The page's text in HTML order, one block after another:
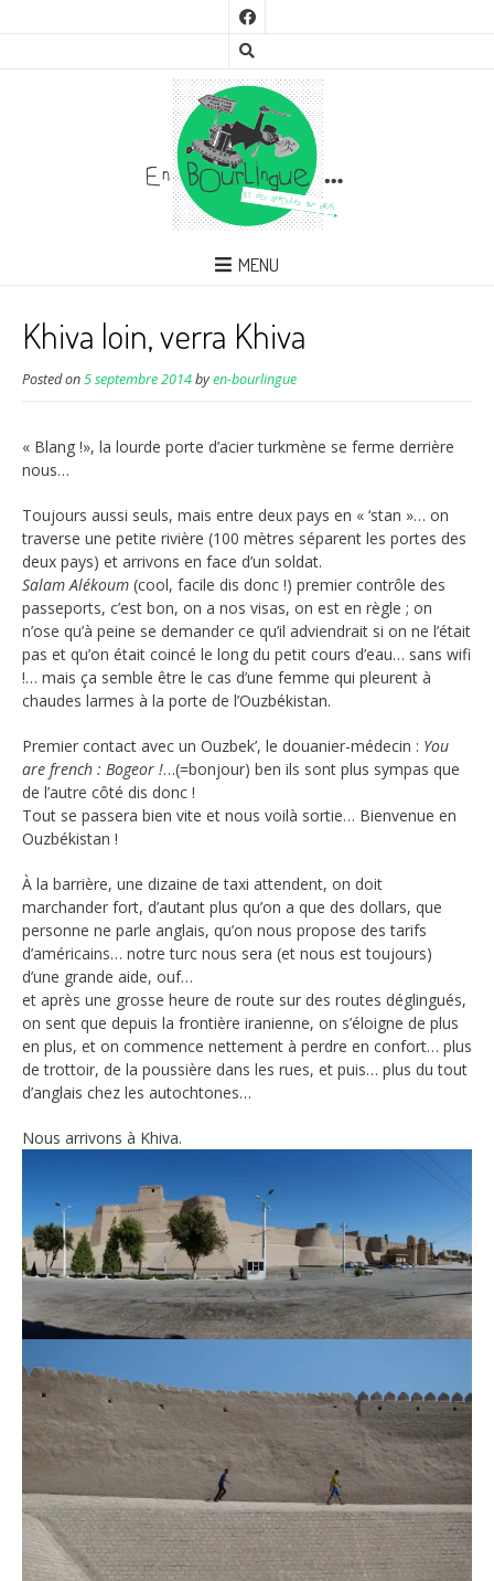
MENU
Khiva loin, verra Khiva
Posted on5 septembre 2014byen-bourlingue
« Blang !», la lourde porte d’acier turkmène se ferme derrière
nous…
Toujours aussi seuls, mais entre deux pays en « ‘stan »… on
traverse une petite rivière (100 mètres séparent les portes des
deux pays) et arrivons en face d’un soldat.
Salam Alékoum (cool, facile dis donc !) premier contrôle des
passeports, c’est bon, on a nos visas, on est en règle ; on
n’ose qu’à peine se demander ce qu’il adviendrait si on ne l’était
pas et qu’on était coincé le long du petit cours d’eau… sans wifi
!… mais ça semble être le cas d’une femme qui pleurent à
chaudes larmes à la porte de l’Ouzbékistan.
Premier contact avec un Ouzbek’, le douanier-médecin : You
are french : Bogeor !…(=bonjour) ben ils sont plus sympas que
de l’autre côté dis donc !
Tout se passera bien vite et nous voilà sortie… Bienvenue en
Ouzbékistan !
À la barrière, une dizaine de taxi attendent, on doit
marchander fort, d’autant plus qu’on a que des dollars, que
personne ne parle anglais, qu’on nous propose des tarifs
d’américains… notre turc nous sera (et nous est toujours)
d’une grande aide, ouf…
et après une grosse heure de route sur des routes déglingués,
on sent que depuis la frontière iranienne, on s’éloigne de plus
en plus, et on commence nettement à perdre en confort… plus
de trottoir, de la poussière dans les rues, et puis… plus du tout
d’anglais chez les autochtones…
Nous arrivons à Khiva.